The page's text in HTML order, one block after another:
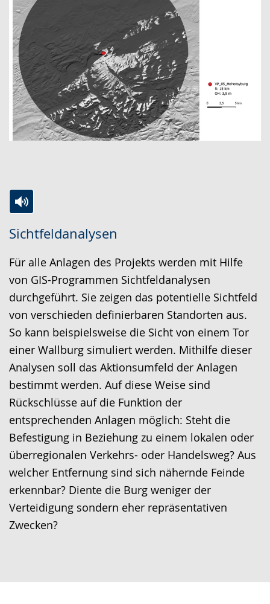
Sichtfeldanalysen
Leichten
Sprache
wechseln.
Audio-
Unterstützung.
Video
in
Deutscher
Gebärdensprache
wird
angezeigt.
Für alle Anlagen des Projekts werden mit Hilfe
von GIS-Programmen Sichtfeldanalysen
durchgeführt. Sie zeigen das potentielle Sichtfeld
von verschieden definierbaren Standorten aus.
So kann beispielsweise die Sicht von einem Tor
einer Wallburg simuliert werden. Mithilfe dieser
Analysen soll das Aktionsumfeld der Anlagen
bestimmt werden. Auf diese Weise sind
Rückschlüsse auf die Funktion der
entsprechenden Anlagen möglich: Steht die
Befestigung in Beziehung zu einem lokalen oder
überregionalen Verkehrs- oder Handelsweg? Aus
welcher Entfernung sind sich nähernde Feinde
erkennbar? Diente die Burg weniger der
Verteidigung sondern eher repräsentativen
Zwecken?